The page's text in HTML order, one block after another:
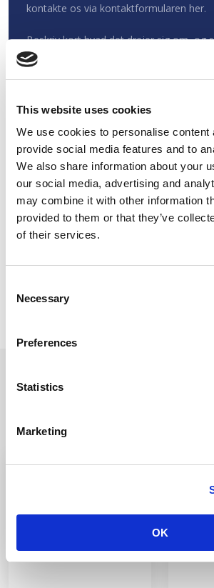
This website uses cookies
We use cookies to personalise content
provide social media features and to
We also share information about your
our social media, advertising and
may combine it with other information
provided to them or that they’ve
of their services.
Selection
Necessary
Preferences
Statistics
Marketing
OK
kontakte os via kontaktformularen her.
​Beskriv kort hvad det drejer sig om, og
hurtigst muligt tilbage.
Se billeder af